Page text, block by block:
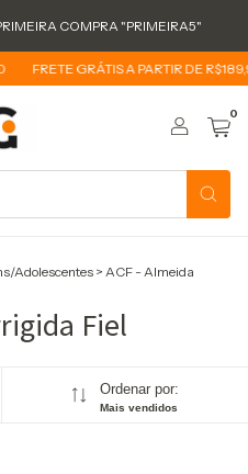
COMPRA "PRIMEIRA5"
FRETE GRÁTIS A PARTIR DE
0
Adolescentes > ACF - Almeida
Fiel
Ordenar por:
Mais vendidos